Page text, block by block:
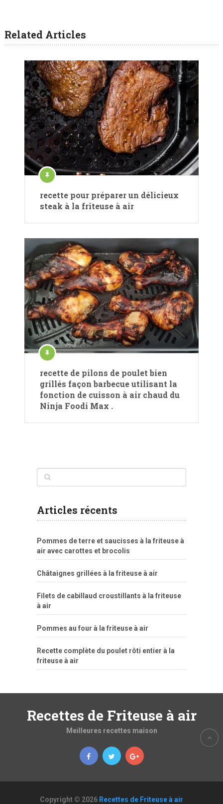
Related Articles
recette pour préparer un délicieux
steak à la friteuse à air
recette de pilons de poulet bien
grillés façon barbecue utilisant la
fonction de cuisson à air chaud du
Ninja Foodi Max .
Articles récents
Pommes de terre et saucisses à la friteuse à
air avec carottes et brocolis
Châtaignes grillées à la friteuse à air
Filets de cabillaud croustillants à la friteuse
à air
Pommes au four à la friteuse à air
Recette complète du poulet rôti entier à la
friteuse à air
Recettes de Friteuse à air
Meilleures recettes maison
Copyright © 2026 Recettes de Friteuse à air